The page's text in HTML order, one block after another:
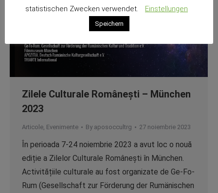
Zilele Culturale Românești – München
2023
Articole, Evenimente By aposoccultrg 27 noiembrie 2023
În perioada 7-24 noiembrie 2023 a avut loc o nouă
ediție a Zilelor Culturale Românești în München.
Activitățiile culturale au fost organizate de Ge-Fo-
Rum (Gesellschaft zur Förderung der Rumänischen
statistischen Zwecken verwendet.
Einstellungen
Speichern